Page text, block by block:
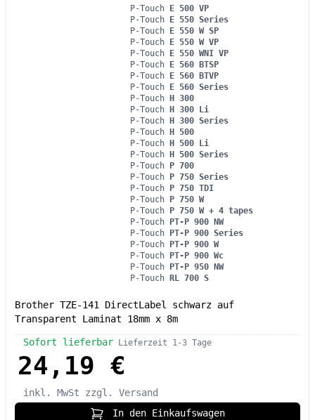
P-Touch E 500 VP
P-Touch E 550 Series
P-Touch E 550 W SP
P-Touch E 550 W VP
P-Touch E 550 WNI VP
P-Touch E 560 BTSP
P-Touch E 560 BTVP
P-Touch E 560 Series
P-Touch H 300
P-Touch H 300 Li
P-Touch H 300 Series
P-Touch H 500
P-Touch H 500 Li
P-Touch H 500 Series
P-Touch P 700
P-Touch P 750 Series
P-Touch P 750 TDI
P-Touch P 750 W
P-Touch P 750 W + 4 tapes
P-Touch PT-P 900 NW
P-Touch PT-P 900 Series
P-Touch PT-P 900 W
P-Touch PT-P 900 Wc
P-Touch PT-P 950 NW
P-Touch RL 700 S
Brother TZE-141 DirectLabel schwarz auf
Transparent Laminat 18mm x 8m
Sofort lieferbar Lieferzeit 1-3 Tage
24,19 €
inkl. MwSt
zzgl. Versand
In den Einkaufswagen